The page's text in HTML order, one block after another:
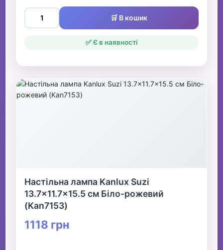
🛒 В кошик
✅ Є в наявності
Настільна лампа Kanlux Suzi
13.7x11.7x15.5 см Біло-рожевий
(Kan7153)
1118 грн